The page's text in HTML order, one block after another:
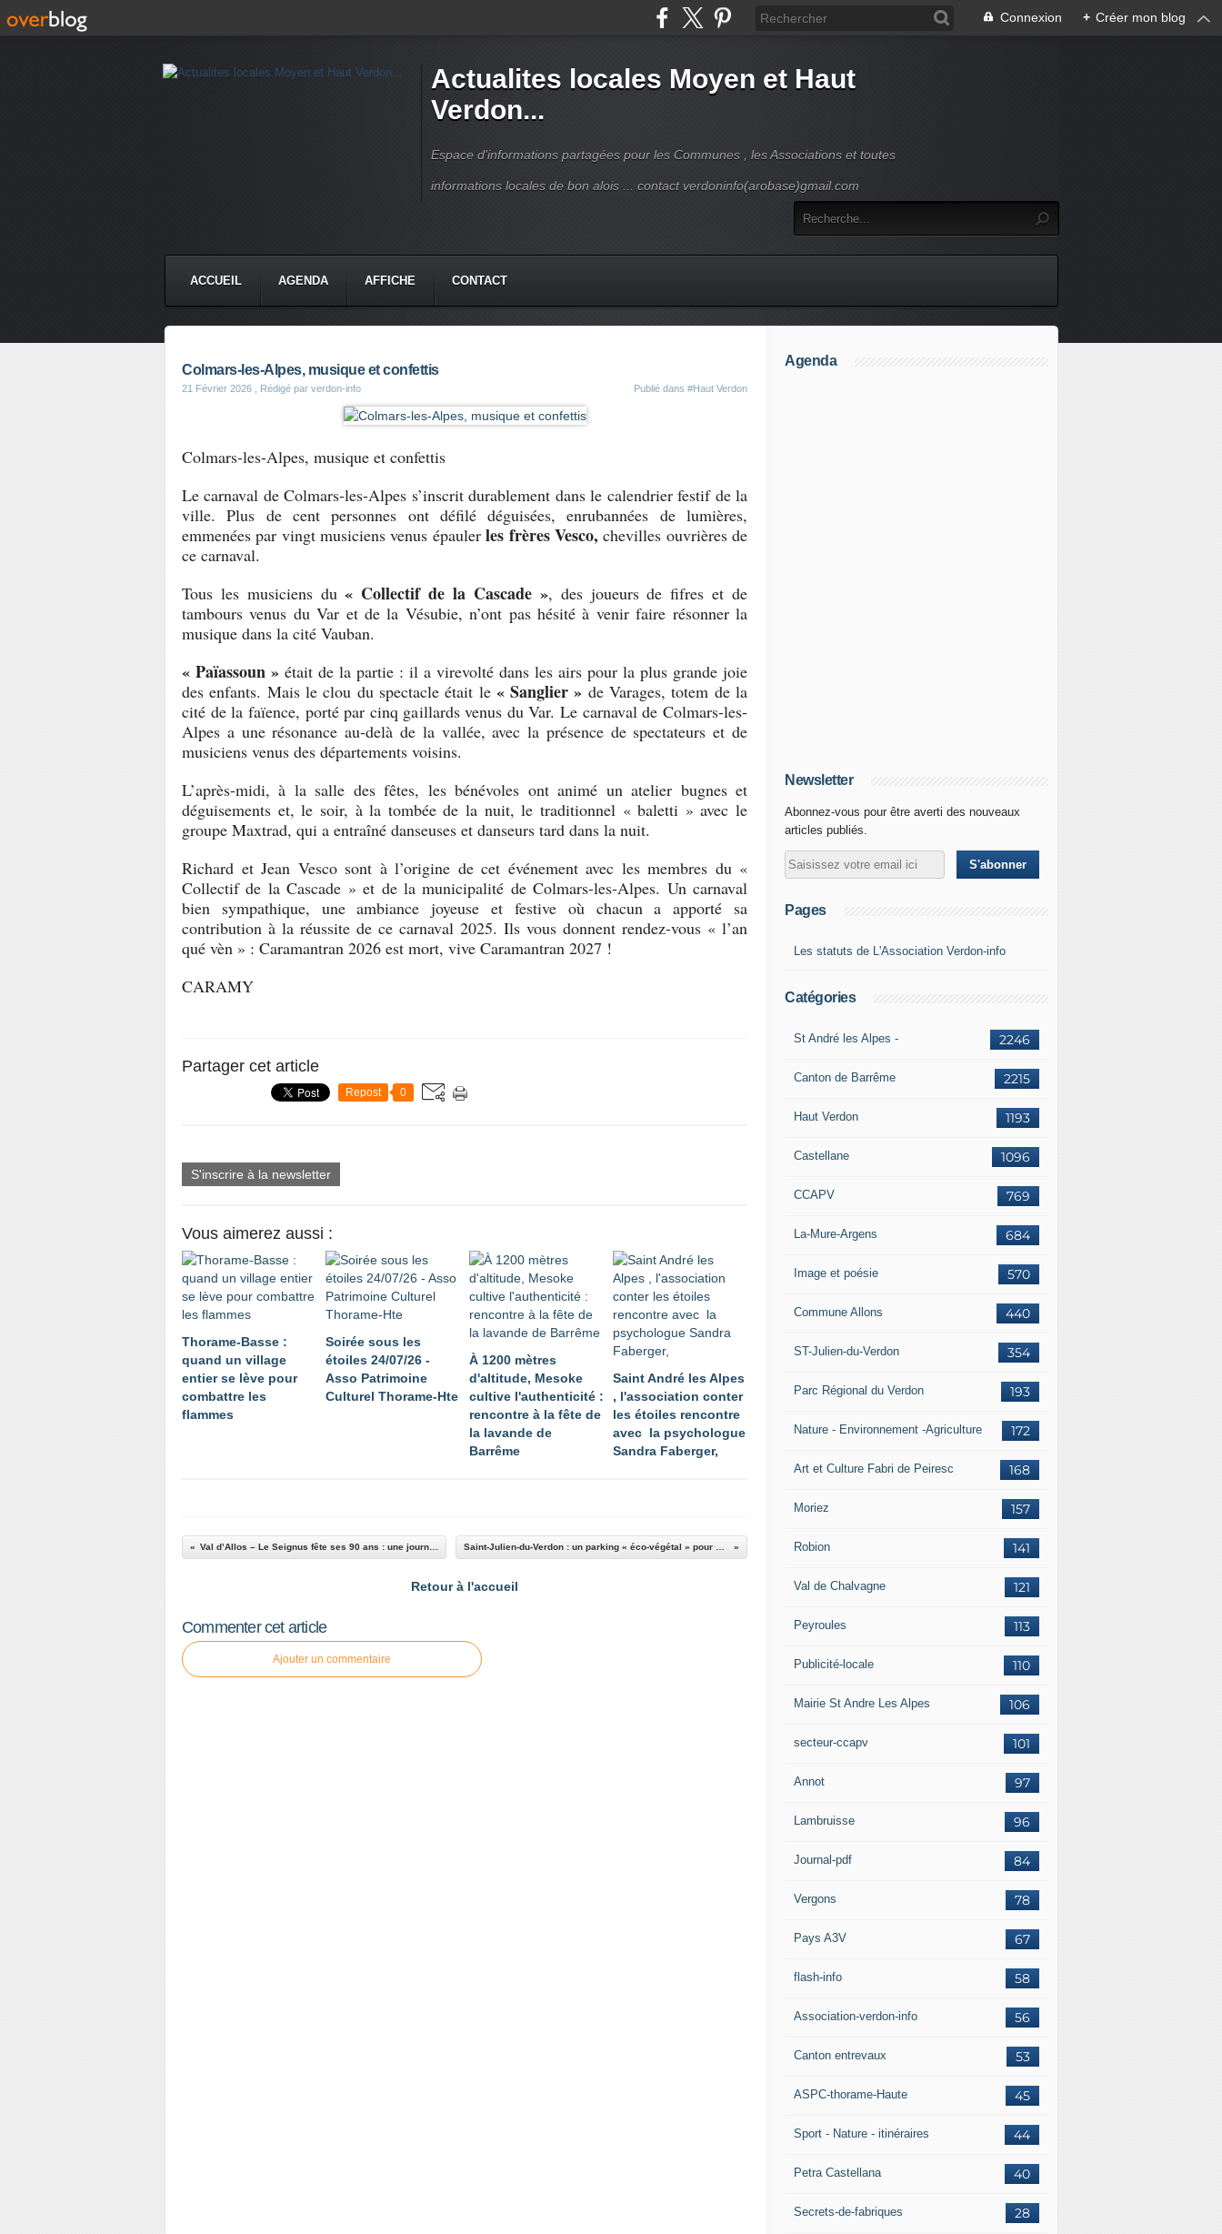
Connexion + Créer mon blog
Actualites locales Moyen et Haut
Verdon...
Espace d'informations partagées pour les Communes , les Associations et toutes
informations locales de bon alois ... contact verdoninfo(arobase)gmail.com
ACCUEIL AGENDA AFFICHE CONTACT
Colmars-les-Alpes, musique et confettis
21 Février 2026 , Rédigé par verdon-info Publié dans #Haut Verdon
Colmars-les-Alpes, musique et confettis
Le carnaval de Colmars-les-Alpes s’inscrit durablement dans le calendrier festif de la
ville. Plus de cent personnes ont défilé déguisées, enrubannées de lumières,
emmenées par vingt musiciens venus épaulerles frères Vesco,chevilles ouvrières de
ce carnaval.
Tous les musiciens du« Collectif de la Cascade », des joueurs de fifres et de
tambours venus du Var et de la Vésubie, n’ont pas hésité à venir faire résonner la
musique dans la cité Vauban.
« Païassoun » était de la partie : il a virevolté dans les airs pour la plus grande joie
des enfants. Mais le clou du spectacle était le « Sanglier » de Varages, totem de la
cité de la faïence, porté par cinq gaillards venus du Var. Le carnaval de Colmars-les-
Alpes a une résonance au-delà de la vallée, avec la présence de spectateurs et de
musiciens venus des départements voisins.
L’après-midi, à la salle des fêtes, les bénévoles ont animé un atelier bugnes et
déguisements et, le soir, à la tombée de la nuit, le traditionnel « baletti » avec le
groupe Maxtrad, qui a entraîné danseuses et danseurs tard dans la nuit.
Richard et Jean Vesco sont à l’origine de cet événement avec les membres du «
Collectif de la Cascade » et de la municipalité de Colmars-les-Alpes. Un carnaval
bien sympathique, une ambiance joyeuse et festive où chacun a apporté sa
contribution à la réussite de ce carnaval 2025. Ils vous donnent rendez-vous « l’an
qué vèn » : Caramantran 2026 est mort, vive Caramantran 2027 !
CARAMY
Partager cet article
Repost 0
S'inscrire à la newsletter
Vous aimerez aussi :
Thorame-Basse :
quand un village
entier se lève pour
combattre les
flammes
Soirée sous les
étoiles 24/07/26 -
Asso Patrimoine
Culturel Thorame-Hte
À 1200 mètres
d'altitude, Mesoke
cultive l'authenticité :
rencontre à la fête de
la lavande de
Barrême
Saint André les Alpes
, l'association conter
les étoiles rencontre
avec la psychologue
Sandra Faberger,
Retour à l'accueil
Commenter cet article
Ajouter un commentaire
Agenda
Newsletter
Abonnez-vous pour être averti des nouveaux
articles publiés.
Pages
Les statuts de L'Association Verdon-info
Catégories
2246
St André les Alpes -
2215
Canton de Barrême
1193
Haut Verdon
1096
Castellane
769
CCAPV
684
La-Mure-Argens
570
Image et poésie
440
Commune Allons
354
ST-Julien-du-Verdon
193
Parc Régional du Verdon
172
Nature - Environnement -Agriculture
168
Art et Culture Fabri de Peiresc
157
Moriez
141
Robion
121
Val de Chalvagne
113
Peyroules
110
Publicité-locale
106
Mairie St Andre Les Alpes
101
secteur-ccapv
97
Annot
96
Lambruisse
84
Journal-pdf
78
Vergons
67
Pays A3V
58
flash-info
56
Association-verdon-info
53
Canton entrevaux
45
ASPC-thorame-Haute
44
Sport - Nature - itinéraires
40
Petra Castellana
28
Secrets-de-fabriques